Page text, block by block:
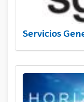
Servicios